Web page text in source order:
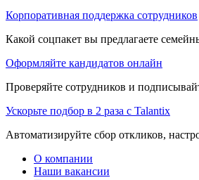
Корпоративная поддержка сотрудников
Какой соцпакет вы предлагаете
Оформляйте кандидатов онлайн
Проверяйте сотрудников и
Ускорьте подбор в 2 раза с Talantix
Автоматизируйте сбор откликов,
О компании
Наши вакансии